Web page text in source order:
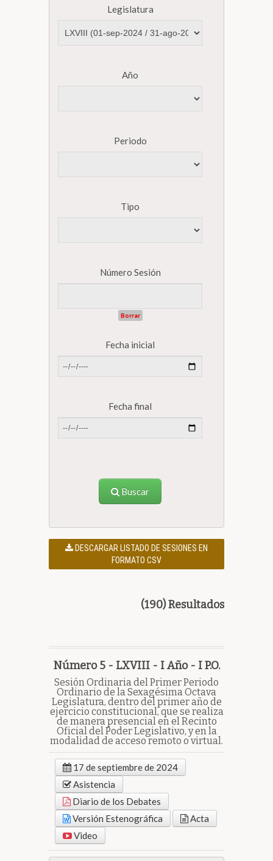
Legislatura
Año
Periodo
Tipo
Número Sesión
Borrar
Fecha inicial
Fecha final
Buscar
DESCARGAR LISTADO DE SESIONES EN
FORMATO CSV
(190) Resultados
Número 5 - LXVIII - I Año - I P.O.
Sesión Ordinaria del Primer Periodo
Ordinario de la Sexagésima Octava
Legislatura, dentro del primer año de
ejercicio constitucional, que se realiza
de manera presencial en el Recinto
Oficial del Poder Legislativo, y en la
modalidad de acceso remoto o virtual.
17 de septiembre de 2024
Asistencia
Diario de los Debates
Versión Estenográfica
Acta
Video